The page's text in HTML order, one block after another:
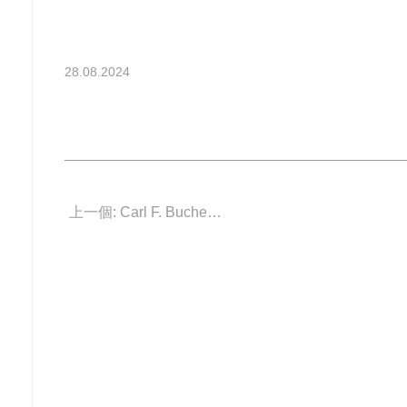
28.08.2024
上一個: Carl F. Bucherer 00.10929.08.53.01